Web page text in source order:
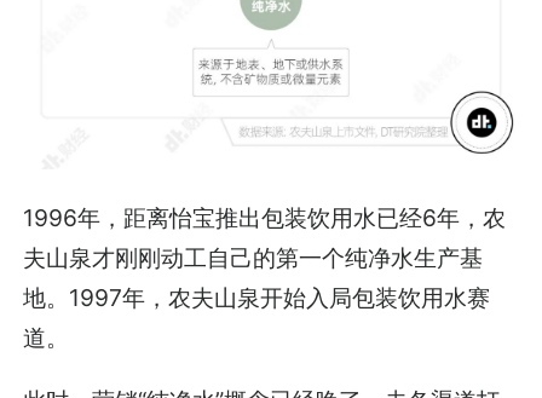
1996年，距离怡宝推出包装饮用水已经6年，农
夫山泉才刚刚动工自己的第一个纯净水生产基
地。1997年，农夫山泉开始入局包装饮用水赛
道。